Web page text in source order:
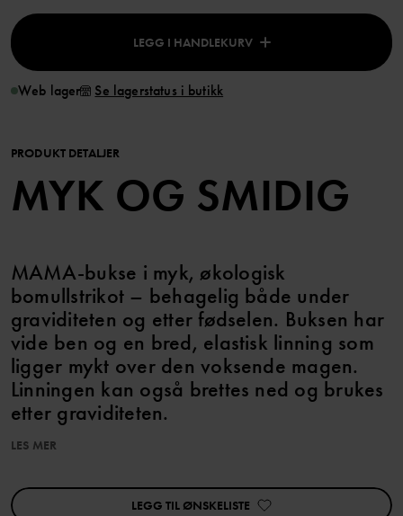
LEGG I HANDLEKURV
Web lager Se lagerstatus i butikk
PRODUKT DETALJER
MYK OG SMIDIG
MAMA-bukse i myk, økologisk
bomullstrikot – behagelig både under
graviditeten og etter fødselen. Buksen har
vide ben og en bred, elastisk linning som
ligger mykt over den voksende magen.
Linningen kan også brettes ned og brukes
etter graviditeten.
Produktsikkerhet:
KEEP AWAY FROM FIRE
LES MER
LEGG TIL ØNSKELISTE